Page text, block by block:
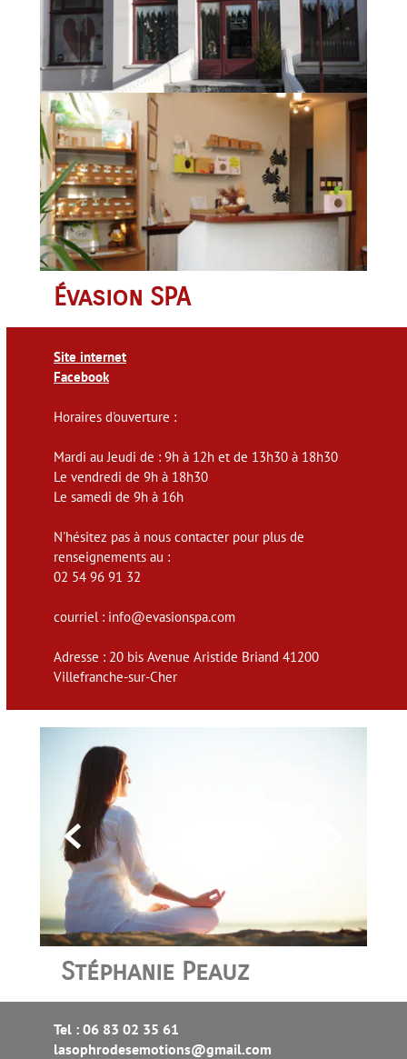
Évasion SPA
Site internet
Facebook
Horaires d'ouverture :
Mardi au Jeudi de : 9h à 12h et de 13h30 à 18h30
Le vendredi de 9h à 18h30
Le samedi de 9h à 16h
N'hésitez pas à nous contacter pour plus de
renseignements au :
02 54 96 91 32
courriel : info@evasionspa.com
Adresse : 20 bis Avenue Aristide Briand 41200
Villefranche-sur-Cher

Stéphanie Peauz
Sophrologue
Tel : 06 83 02 35 61
lasophrodesemotions@gmail.com